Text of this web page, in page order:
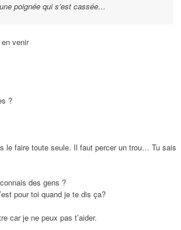
poignée qui s’est cassée…
venir
?
le faire toute seule. Il faut percer un trou… Tu sais
des gens ?
pour toi quand je te dis ça?
car je ne peux pas t’aider.